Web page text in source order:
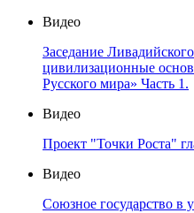
Видео
Заседание
цивилизационные
Русского мира» Часть 1.
Видео
Проект "Точки Роста"
Видео
Союзное государство в